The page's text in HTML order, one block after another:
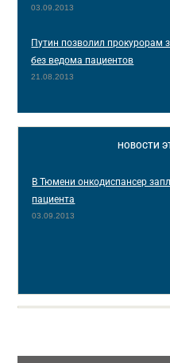
03.09.2013
Путин позволил прокурорам
без ведома пациентов
21.08.2013
НОВОСТИ
В Тюмени онкодиспансер
пациента
03.09.2013